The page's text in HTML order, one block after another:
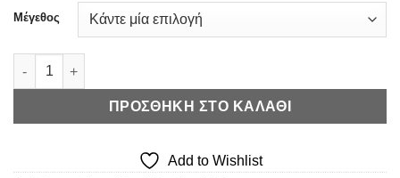
was:
€4,00.
τιμή
είναι:
Μέγεθος
Berrak Σλιπάκι Brazilian ποσότητα
ΠΡΟΣΘΉΚΗ ΣΤΟ ΚΑΛΆΘΙ
Add to Wishlist